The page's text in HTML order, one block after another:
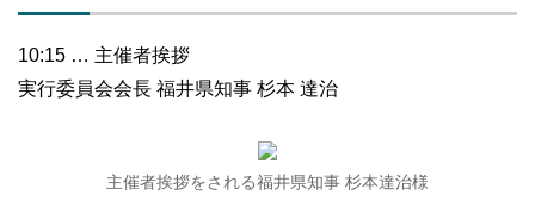
10:15 … 主催者挨拶
実行委員会会長 福井県知事 杉本 達治
主催者挨拶をされる福井県知事 杉本達治様